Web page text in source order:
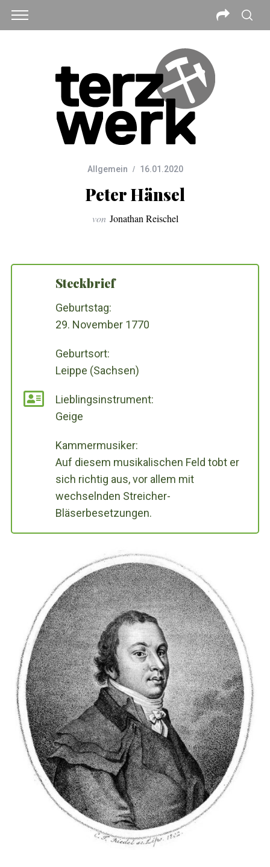
Allgemein 16.01.2020
Peter Hänsel
von Jonathan Reischel
Steckbrief
Geburtstag:
29. November 1770
Geburtsort:
Leippe (Sachsen)
Lieblingsinstrument:
Geige
Kammermusiker:
Auf diesem musikalischen Feld tobt er
sich richtig aus, vor allem mit
wechselnden Streicher-
Bläserbesetzungen.